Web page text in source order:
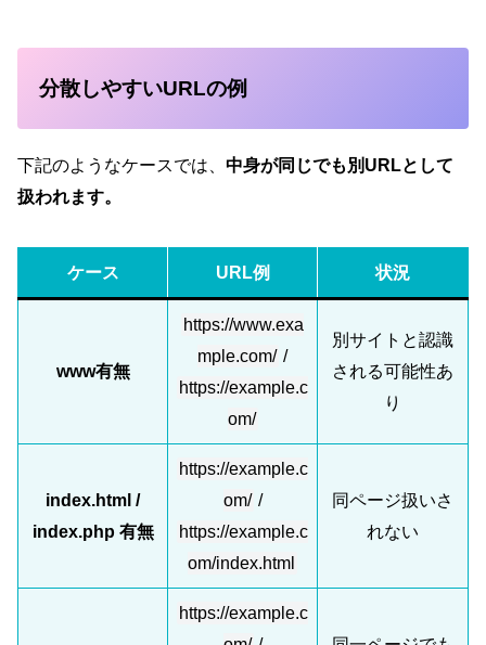
分散しやすいURLの例
下記のようなケースでは、 中身が同じでも別URLとして
扱われます。
ケース URL例 状況
www有無
https://www.exa
mple.com/ /
https://example.c
om/
別サイトと認識
される可能性あ
り
index.html /
index.php 有無
https://example.c
om/ /
https://example.c
om/index.html
同ページ扱いさ
れない
https://example.c